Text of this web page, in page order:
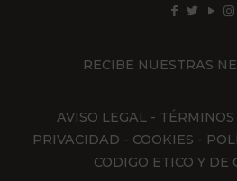
RECIBE NUESTRAS
AVISO LEGAL - TÉRMINOS
PRIVACIDAD - COOKIES -
CODIGO ETICO Y DE